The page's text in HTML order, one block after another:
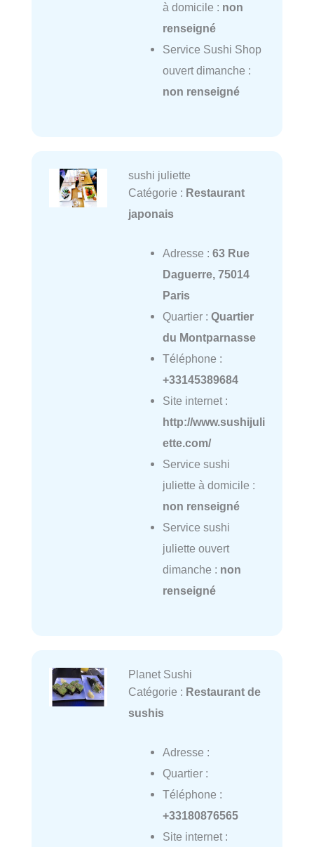
à domicile : non
renseigné
Service Sushi Shop
ouvert dimanche :
non renseigné
sushi juliette
Catégorie : Restaurant
japonais
Adresse : 63 Rue
Daguerre, 75014
Paris
Quartier : Quartier
du Montparnasse
Téléphone :
+33145389684
Site internet :
http://www.sushijuli
ette.com/
Service sushi
juliette à domicile :
non renseigné
Service sushi
juliette ouvert
dimanche : non
renseigné
Planet Sushi
Catégorie : Restaurant de
sushis
Adresse :
Quartier :
Téléphone :
+33180876565
Site internet :